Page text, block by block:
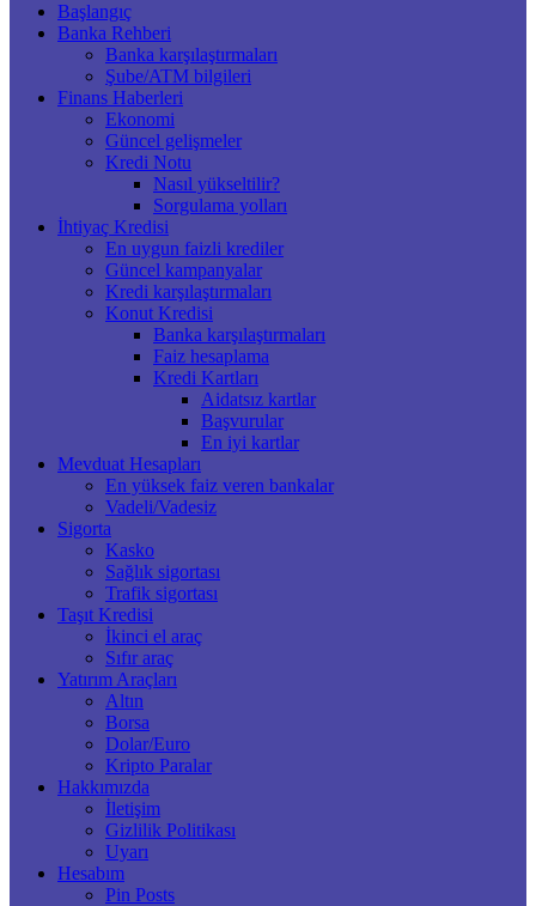
Başlangıç
Banka Rehberi
Banka karşılaştırmaları
Şube/ATM bilgileri
Finans Haberleri
Ekonomi
Güncel gelişmeler
Kredi Notu
Nasıl yükseltilir?
Sorgulama yolları
İhtiyaç Kredisi
En uygun faizli krediler
Güncel kampanyalar
Kredi karşılaştırmaları
Konut Kredisi
Banka karşılaştırmaları
Faiz hesaplama
Kredi Kartları
Aidatsız kartlar
Başvurular
En iyi kartlar
Mevduat Hesapları
En yüksek faiz veren bankalar
Vadeli/Vadesiz
Sigorta
Kasko
Sağlık sigortası
Trafik sigortası
Taşıt Kredisi
İkinci el araç
Sıfır araç
Yatırım Araçları
Altın
Borsa
Dolar/Euro
Kripto Paralar
Hakkımızda
İletişim
Gizlilik Politikası
Uyarı
Hesabım
Pin Posts